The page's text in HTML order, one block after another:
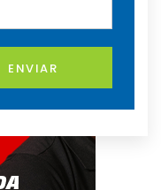
ENVIAR